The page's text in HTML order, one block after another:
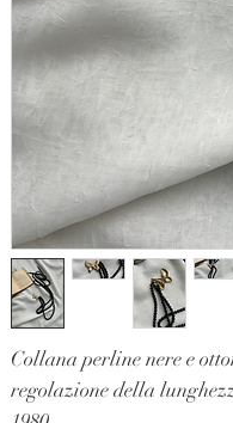
Collana perline nere e
regolazione della